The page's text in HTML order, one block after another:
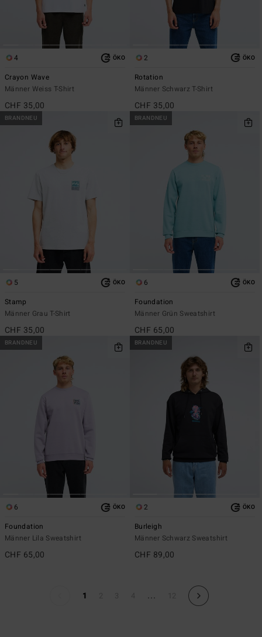
4 ÖKO
Crayon Wave
Männer Weiss T-Shirt
CHF 35,00
2 ÖKO
Rotation
Männer Schwarz T-Shirt
CHF 35,00
BRANDNEU
5 ÖKO
Stamp
Männer Grau T-Shirt
CHF 35,00
BRANDNEU
6 ÖKO
Foundation
Männer Grün Sweatshirt
CHF 65,00
BRANDNEU
6 ÖKO
Foundation
Männer Lila Sweatshirt
CHF 65,00
BRANDNEU
2 ÖKO
Burleigh
Männer Schwarz Sweatshirt
CHF 89,00
1 ...